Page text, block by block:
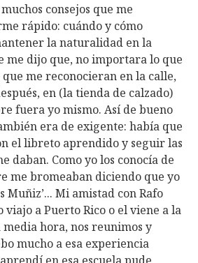
consejos que me
rápido: cuándo y cómo
la naturalidad en la
me dijo que, no importara lo que
me reconocieran en la calle,
en (la tienda de calzado)
fuera yo mismo. Así de bueno
era de exigente: había que
el libreto aprendido y seguir las
daban. Como yo los conocía de
me bromeaban diciendo que yo
Muñiz’... Mi amistad con Rafo
viajo a Puerto Rico o el viene a la
hora, nos reunimos y
mucho a esa experiencia